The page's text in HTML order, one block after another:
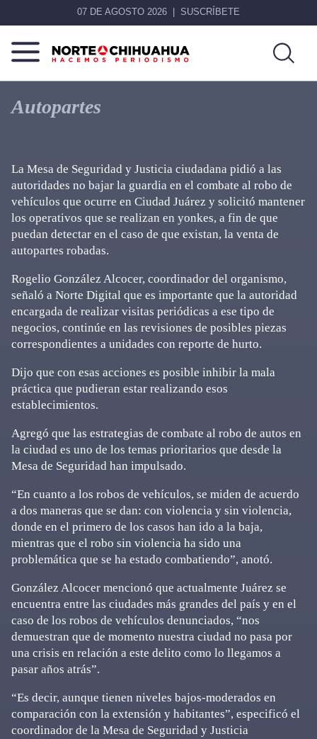
07 DE AGOSTO 2026 SUSCRÍBETE
Norte
Chihuahua
Más
que
noticias,
Autopartes
La Mesa de Seguridad y Justicia ciudadana pidió a las
autoridades no bajar la guardia en el combate al robo de
vehículos que ocurre en Ciudad Juárez y solicitó mantener
los operativos que se realizan en yonkes, a fin de que
puedan detectar en el caso de que existan, la venta de
autopartes robadas.
Rogelio González Alcocer, coordinador del organismo,
señaló a Norte Digital que es importante que la autoridad
encargada de realizar visitas periódicas a ese tipo de
negocios, continúe en las revisiones de posibles piezas
correspondientes a unidades con reporte de hurto.
Dijo que con esas acciones es posible inhibir la mala
práctica que pudieran estar realizando esos
establecimientos.
Agregó que las estrategias de combate al robo de autos en
la ciudad es uno de los temas prioritarios que desde la
Mesa de Seguridad han impulsado.
“En cuanto a los robos de vehículos, se miden de acuerdo
a dos maneras que se dan: con violencia y sin violencia,
donde en el primero de los casos han ido a la baja,
mientras que el robo sin violencia ha sido una
problemática que se ha estado combatiendo”, anotó.
González Alcocer mencionó que actualmente Juárez se
encuentra entre las ciudades más grandes del país y en el
caso de los robos de vehículos denunciados, “nos
demuestran que de momento nuestra ciudad no pasa por
una crisis en relación a este delito como lo llegamos a
pasar años atrás”.
“Es decir, aunque tienen niveles bajos-moderados en
comparación con la extensión y habitantes”, especificó el
coordinador de la Mesa de Seguridad y Justicia